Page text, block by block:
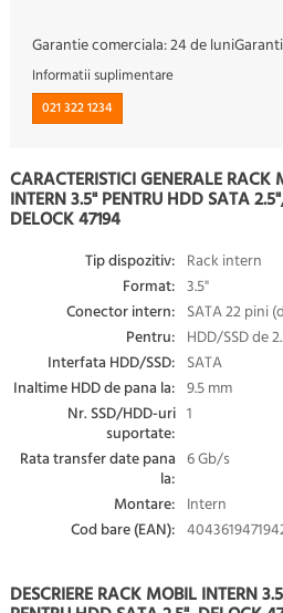
Garantie comerciala:24 de luni
Informatii suplimentare
021 322 1234
CARACTERISTICI GENERALE RACK
INTERN 3.5" PENTRU HDD SATA
DELOCK 47194
Tip dispozitiv: Rack intern
Format: 3.5"
Conector intern: SATA 22 pini
Pentru: HDD/SSD de
Interfata HDD/SSD: SATA
Inaltime HDD de pana la: 9.5 mm
Nr. SSD/HDD-uri
suportate:
1
Rata transfer date pana
la:
6 Gb/s
Montare: Intern
Cod bare (EAN):
DESCRIERE RACK MOBIL INTERN